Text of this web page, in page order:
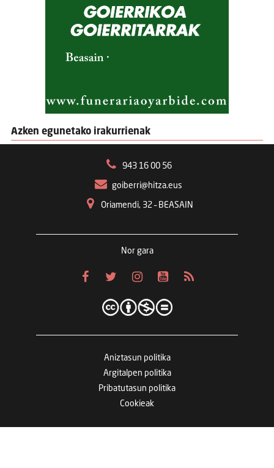
Azken egunetako irakurrienak
943 16 00 56
goiberri@hitza.eus
Oriamendi, 32 – BEASAIN
Nor gara
Aniztasun politika
Argitalpen politika
Pribatutasun politika
Cookieak